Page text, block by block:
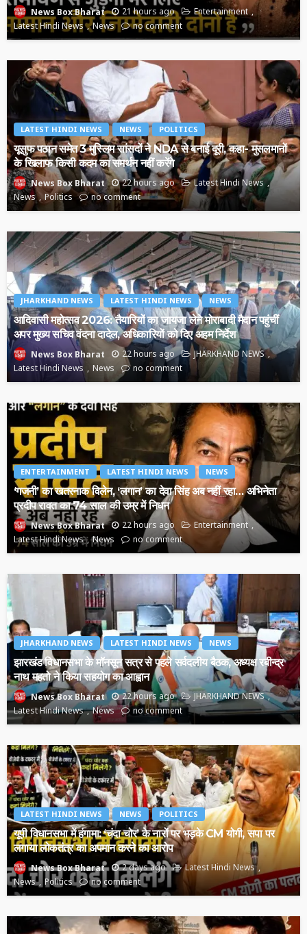
News Box Bharat 21 hours ago
Entertainment
Latest Hindi News
News no comment
LATEST HINDI NEWS NEWS POLITICS
यूसुफ पठान समेत 3 मुस्लिम सांसदों ने NDA से बनाई दूरी, कहा- मुसलमानों
के खिलाफ किसी कदम का समर्थन नहीं करेंगे
News Box Bharat 22 hours ago
Latest Hindi News
News
Politics no comment
JHARKHAND NEWS LATEST HINDI NEWS NEWS
आदिवासी महोत्सव 2026: तैयारियों का जायजा लेने मोराबादी मैदान पहुंचीं
अपर मुख्य सचिव वंदना दादेल, अधिकारियों को दिए अहम निर्देश
News Box Bharat 22 hours ago
JHARKHAND NEWS
Latest Hindi News
News no comment
ENTERTAINMENT LATEST HINDI NEWS NEWS
‘गजनी’ का खतरनाक विलेन, ‘लगान’ का देवा सिंह अब नहीं रहा… अभिनेता
प्रदीप रावत का 74 साल की उम्र में निधन
News Box Bharat 22 hours ago
Entertainment
Latest Hindi News
News no comment
JHARKHAND NEWS LATEST HINDI NEWS NEWS
झारखंड विधानसभा के मॉनसून सत्र से पहले सर्वदलीय बैठक, अध्यक्ष रबीन्द्र
नाथ महतो ने किया सहयोग का आह्वान
News Box Bharat 22 hours ago
JHARKHAND NEWS
Latest Hindi News
News no comment
LATEST HINDI NEWS NEWS POLITICS
यूपी विधानसभा में हंगामा: ‘चंदा चोर’ के नारों पर भड़के CM योगी, सपा पर
लगाया लोकतंत्र का अपमान करने का आरोप
News Box Bharat 2 days ago
Latest Hindi News
News
Politics no comment